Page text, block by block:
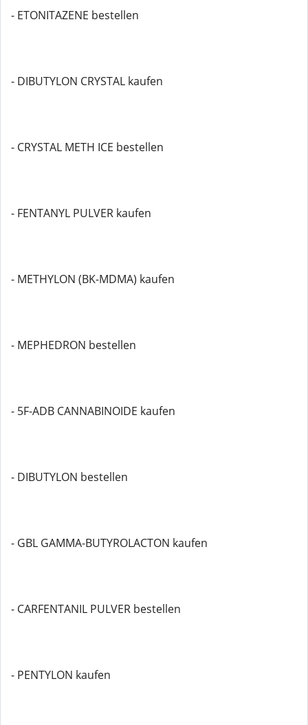
- ETONITAZENE bestellen
- DIBUTYLON CRYSTAL kaufen
- CRYSTAL METH ICE bestellen
- FENTANYL PULVER kaufen
- METHYLON (BK-MDMA) kaufen
- MEPHEDRON bestellen
- 5F-ADB CANNABINOIDE kaufen
- DIBUTYLON bestellen
- GBL GAMMA-BUTYROLACTON kaufen
- CARFENTANIL PULVER bestellen
- PENTYLON kaufen